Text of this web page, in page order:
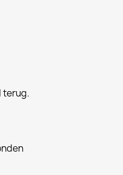
terug.